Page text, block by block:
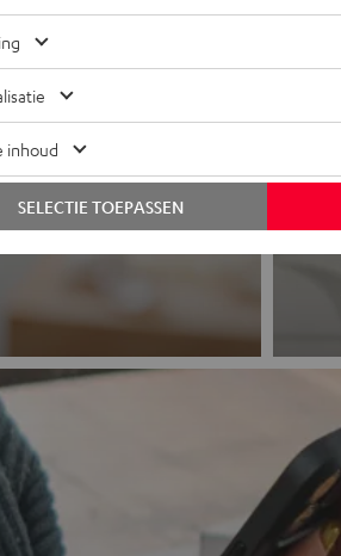
of all-in-one
inhoud
SELECTIE TOEPASSEN